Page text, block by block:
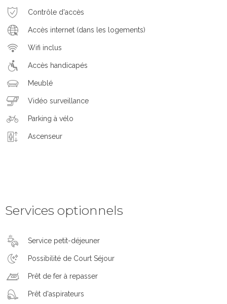
Contrôle d'accès
Accès internet (dans les logements)
Wifi inclus
Accès handicapés
Meublé
Vidéo surveillance
Parking à vélo
Ascenseur
Services optionnels
Service petit-déjeuner
Possibilité de Court Séjour
Prêt de fer à repasser
Prêt d'aspirateurs